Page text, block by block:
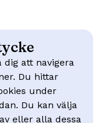
dig att navigera
Du hittar
under
Du kan välja
eller alla dessa